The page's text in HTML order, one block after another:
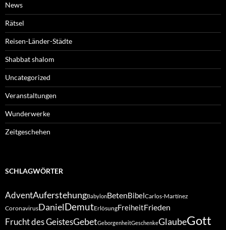
News
Rätsel
Reisen-Länder-Städte
Shabbat shalom
Uncategorized
Veranstaltungen
Wunderwerke
Zeitgeschehen
SCHLAGWÖRTER
AdventAuferstehungBabylonBetenBibelCarlos-Martínez
CoronavirusDanielDemutErlösungFreiheitFrieden
Frucht des GeistesGebetGeborgenheitGeschenkeGlaubeGott